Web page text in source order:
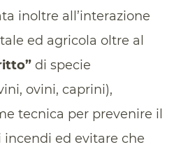
inoltre all’interazione
ed agricola oltre al
di specie
ovini, caprini),
tecnica per prevenire il
ed evitare che